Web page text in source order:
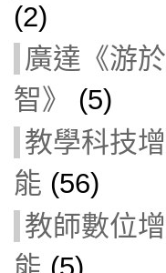
(2)
廣達《游於
智》
(5)
教學科技增
能 (56)
教師數位增